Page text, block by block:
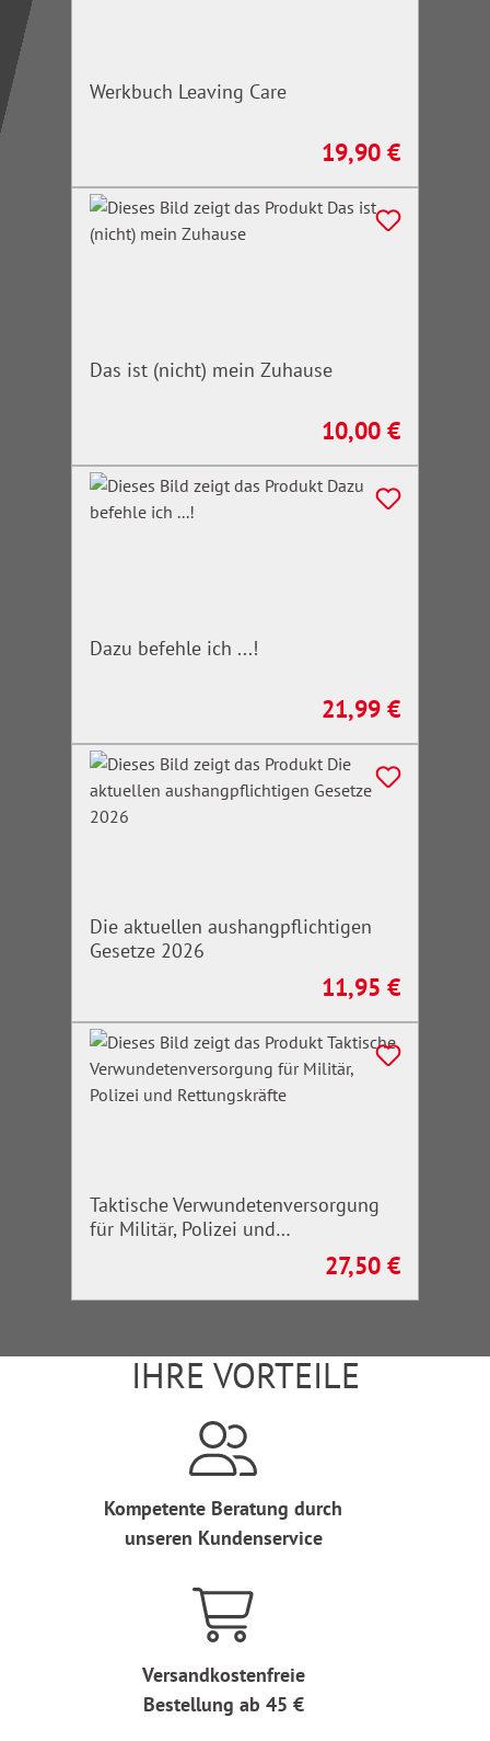
Werkbuch Leaving Care
Regulärer Preis:
19,90 €
Das ist (nicht) mein Zuhause
Regulärer Preis:
10,00 €
Dazu befehle ich ...!
Regulärer Preis:
21,99 €
Die aktuellen aushangpflichtigen
Gesetze 2026
Regulärer Preis:
11,95 €
Taktische Verwundetenversorgung
für Militär, Polizei und
Regulärer Preis:
27,50 €
IHRE VORTEILE
Kompetente Beratung durch
unseren Kundenservice
Versandkostenfreie
Bestellung ab 45 €